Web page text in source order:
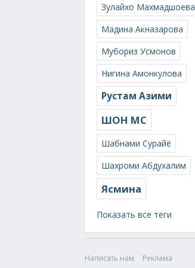
Зулайхо Махмадшоева
Мадина Акназарова
Мубориз Усмонов
Нигина Амонкулова
Рустам Азими
ШОН МС
Шабнами Сурайё
Шахроми Абдухалим
Ясмина
Показать все теги
Написать нам
Реклама